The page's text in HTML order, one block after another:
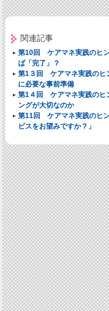
関連記事
第10回 ケアマネ実践のヒ
ば「完了」？
第1３回 ケアマネ実践のヒ
に必要な事前準備
第1４回 ケアマネ実践のヒ
ングが大切なのか
第11回 ケアマネ実践のヒ
ビスをお望みですか？」